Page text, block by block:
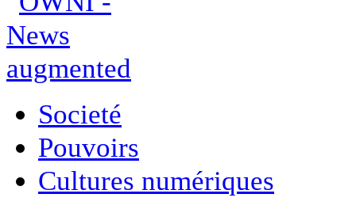
Societé
Pouvoirs
Cultures numériques